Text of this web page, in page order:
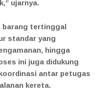
ujarnya.
barang tertinggal
standar yang
hingga
ini juga didukung
antar petugas
kereta.